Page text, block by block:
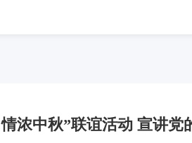
浓中秋”联谊活动 宣讲党